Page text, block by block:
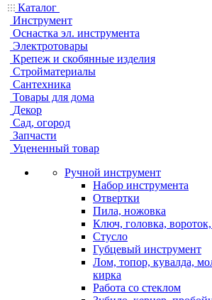
Каталог
Инструмент
Оснастка эл. инструмента
Электротовары
Крепеж и скобянные изделия
Стройматериалы
Сантехника
Товары для дома
Декор
Сад, огород
Запчасти
Уцененный товар
Ручной инструмент
Набор инструмента
Отвертки
Пила, ножовка
Ключ, головка,
Стусло
Губцевый инструмент
Лом, топор, кувалда,
кирка
Работа со стеклом